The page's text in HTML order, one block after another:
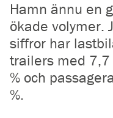
Hamn ännu en
ökade volymer.
siffror har
trailers med
% och
%.